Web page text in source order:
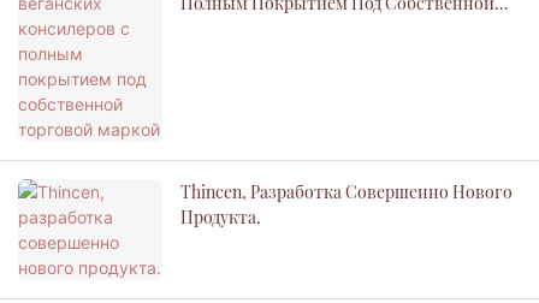
Thincen, Разработка Совершенно Нового
Продукта.